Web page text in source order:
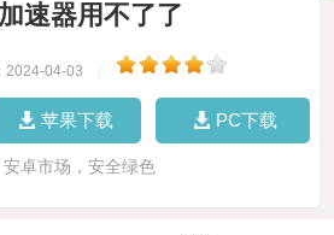
速器用不了了
2024-04-03
苹果下载 PC下载
安卓市场，安全绿色